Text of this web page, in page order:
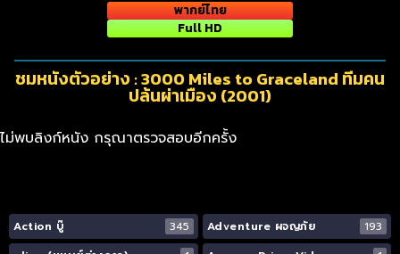
พากย์ไทย
Full HD
ชมหนังตัวอย่าง : 3000 Miles to Graceland ทีมคน
ปล้นผ่าเมือง (2001)
ไม่พบลิงก์หนัง กรุณาตรวจสอบอีกครั้ง
Action บู๊ 345 Adventure ผจญภัย
193